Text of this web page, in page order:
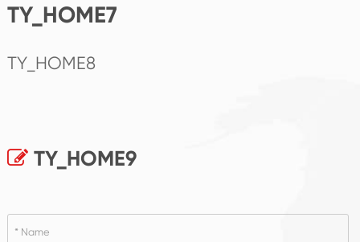
TY_HOME7
TY_HOME8
TY_HOME9